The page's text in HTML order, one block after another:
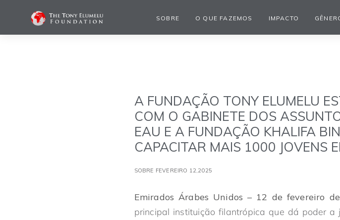
SOBRE O QUE FAZEMOS IMPACTO
A FUNDAÇÃO TONY ELUMELU
COM O GABINETE DOS
EAU E A FUNDAÇÃO KHALIFA
CAPACITAR MAIS 1000 JOVENS
SOBRE FEVEREIRO 12,2025
Emirados Árabes Unidos – 12 de fevereiro
principal instituição filantrópica que dá poder